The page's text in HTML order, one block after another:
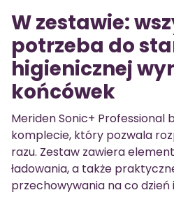
W zestawie:
potrzeba do
higienicznej
końcówek
Meriden Sonic+ Professional
komplecie, który pozwala
razu. Zestaw zawiera
ładowania, a także
przechowywania na co dzień